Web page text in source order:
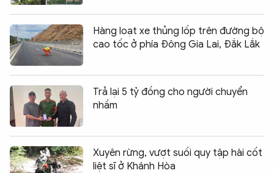
Hàng loạt xe thủng lốp trên đường bộ
cao tốc ở phía Đông Gia Lai, Đắk Lắk
Trả lại 5 tỷ đồng cho người chuyển
nhầm
Xuyên rừng, vượt suối quy tập hài cốt
liệt sĩ ở Khánh Hòa